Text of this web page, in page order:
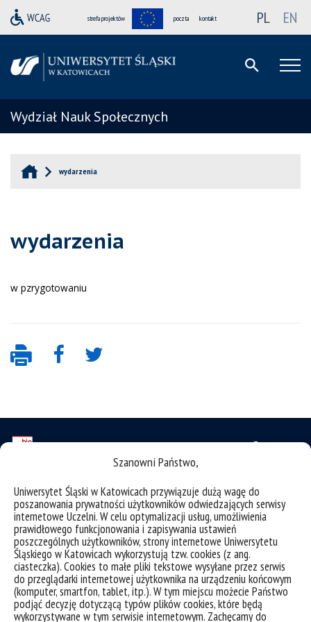
Szanowni Państwo,
Uniwersytet Śląski w Katowicach przywiązuje dużą wagę do
poszanowania prywatności użytkowników odwiedzających serwisy
internetowe Uczelni. W celu optymalizacji usług, umożliwienia
prawidłowego funkcjonowania i zapisywania ustawień
poszczególnych użytkowników, strony internetowe Uniwersytetu
Śląskiego w Katowicach wykorzystują tzw. cookies (z ang.
ciasteczka). Cookies to małe pliki tekstowe wysyłane przez serwis
do przeglądarki internetowej użytkownika na urządzeniu końcowym
(komputer, smartfon, tablet, itp.). W tym miejscu możecie Państwo
podjąć decyzję dotyczącą typów plików cookies, które będą
wykorzystywane w tym serwisie internetowym. Zachęcamy do
strefa projektów poczta kontakt PL EN
Wydział Nauk Społecznych
wydarzenia
wydarzenia
w pzrygotowaniu
deklaracja dostępności
mapa strony
USOSweb
Wzory dokumentów
CINiBA
SAP
Bankowa 11, 40-007 Katowice